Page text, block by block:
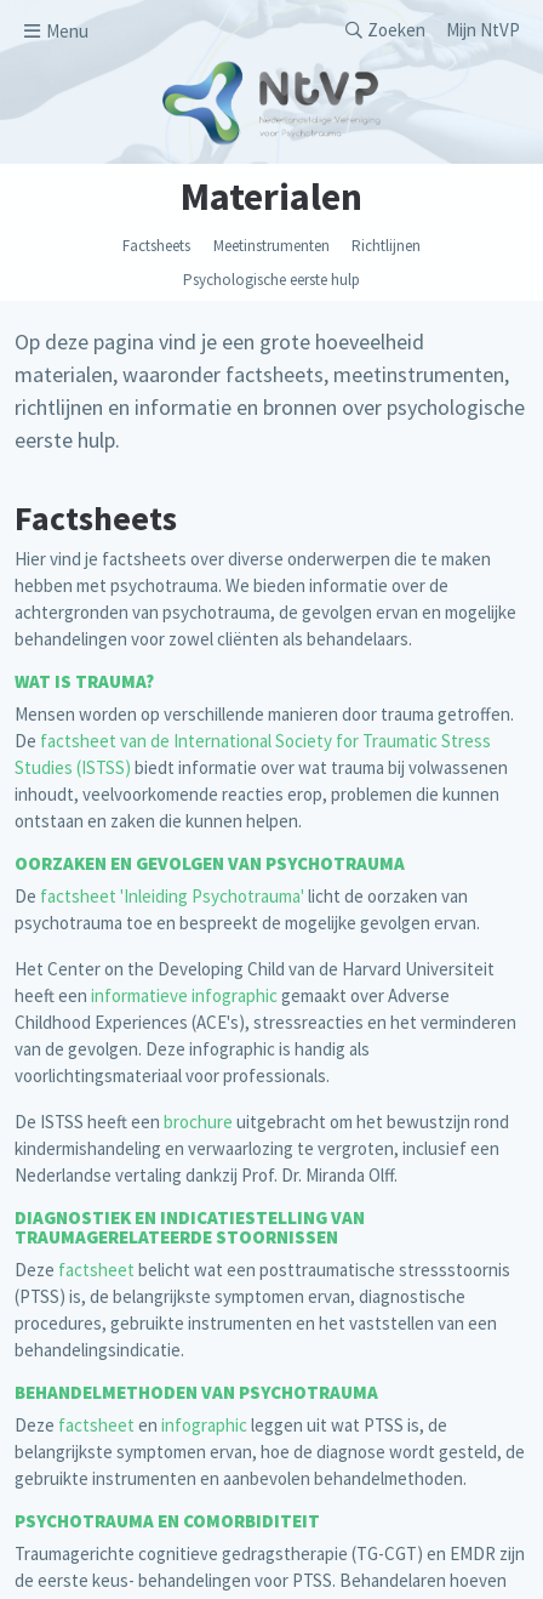
Menu
Secondary
Zoeken Mijn NtVP
Materialen
Factsheets Meetinstrumenten
Richtlijnen
Psychologische eerste hulp
Op deze pagina vind je een grote hoeveelheid
materialen, waaronder factsheets, meetinstrumenten,
richtlijnen en informatie en bronnen over psychologische
eerste hulp.
Factsheets
Hier vind je factsheets over diverse onderwerpen die te maken
hebben met psychotrauma. We bieden informatie over de
achtergronden van psychotrauma, de gevolgen ervan en mogelijke
behandelingen voor zowel cliënten als behandelaars.
WAT IS TRAUMA?
Mensen worden op verschillende manieren door trauma getroffen.
De factsheet van de International Society for Traumatic Stress
Studies (ISTSS) biedt informatie over wat trauma bij volwassenen
inhoudt, veelvoorkomende reacties erop, problemen die kunnen
ontstaan en zaken die kunnen helpen.
OORZAKEN EN GEVOLGEN VAN PSYCHOTRAUMA
De factsheet 'Inleiding Psychotrauma' licht de oorzaken van
psychotrauma toe en bespreekt de mogelijke gevolgen ervan.
Het Center on the Developing Child van de Harvard Universiteit
heeft een informatieve infographicgemaakt over Adverse
Childhood Experiences (ACE's), stressreacties en het verminderen
van de gevolgen. Deze infographic is handig als
voorlichtingsmateriaal voor professionals.
De ISTSS heeft een brochure uitgebracht om het bewustzijn rond
kindermishandeling en verwaarlozing te vergroten, inclusief een
Nederlandse vertaling dankzij Prof. Dr. Miranda Olff.
DIAGNOSTIEK EN INDICATIESTELLING VAN
TRAUMAGERELATEERDE STOORNISSEN
Deze factsheet belicht wat een posttraumatische stressstoornis
(PTSS) is, de belangrijkste symptomen ervan, diagnostische
procedures, gebruikte instrumenten en het vaststellen van een
behandelingsindicatie.
BEHANDELMETHODEN VAN PSYCHOTRAUMA
Deze factsheet en infographicleggen uit wat PTSS is, de
belangrijkste symptomen ervan, hoe de diagnose wordt gesteld, de
gebruikte instrumenten en aanbevolen behandelmethoden.
PSYCHOTRAUMA EN COMORBIDITEIT
Traumagerichte cognitieve gedragstherapie (TG-CGT) en EMDR zijn
de eerste keus- behandelingen voor PTSS. Behandelaren hoeven